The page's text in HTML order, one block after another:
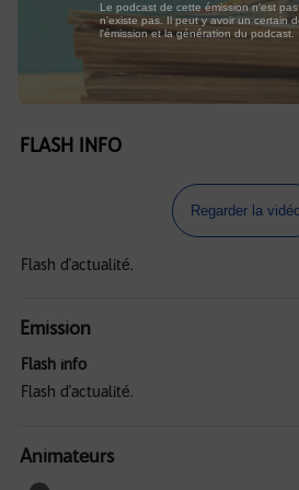
FLASH INFO
Regarder la
Flash d'actualité.
Emission
Flash info
Flash d'actualité.
Animateurs
Le podcast de cette émission n'est
n'existe pas. Il peut y avoir un certain
l'émission et la génération du podcast.